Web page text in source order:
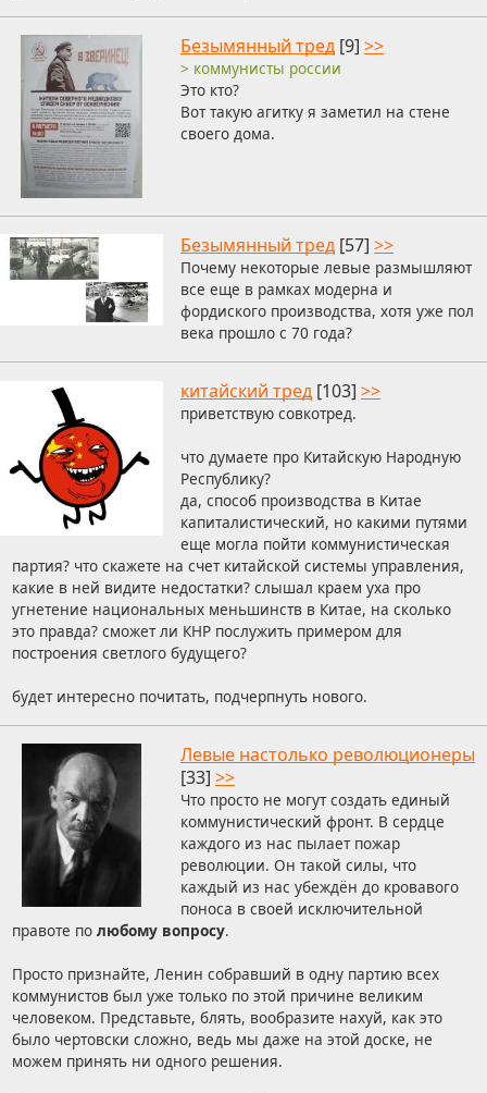
Безымянный тред [9] >>
> коммунисты россии
Это кто?
Вот такую агитку я заметил на стене
своего дома.
Безымянный тред [57] >>
Почему некоторые левые размышляют
все еще в рамках модерна и
фордиского производства, хотя уже пол
века прошло с 70 года?
китайский тред [103] >>
приветствую совкотред.
что думаете про Китайскую Народную
Республику?
да, способ производства в Китае
капиталистический, но какими путями
еще могла пойти коммунистическая
партия? что скажете на счет китайской системы управления,
какие в ней видите недостатки? слышал краем уха про
угнетение национальных меньшинств в Китае, на сколько
это правда? сможет ли КНР послужить примером для
построения светлого будущего?
будет интересно почитать, подчерпнуть нового.
Левые настолько революционеры
[33] >>
Что просто не могут создать единый
коммунистический фронт. В сердце
каждого из нас пылает пожар
революции. Он такой силы, что
каждый из нас убеждён до кровавого
поноса в своей исключительной
правоте по любому вопросу.
Просто признайте, Ленин собравший в одну партию всех
коммунистов был уже только по этой причине великим
человеком. Представьте, блять, вообразите нахуй, как это
было чертовски сложно, ведь мы даже на этой доске, не
можем принять ни одного решения.